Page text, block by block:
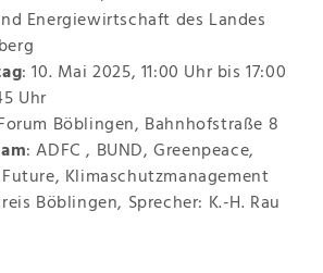
Energiewirtschaft des Landes
: 10. Mai 2025, 11:00 Uhr bis 17:00
Uhr
Böblingen, Bahnhofstraße 8
: ADFC , BUND, Greenpeace,
Klimaschutzmanagement
Böblingen, Sprecher: K.-H. Rau